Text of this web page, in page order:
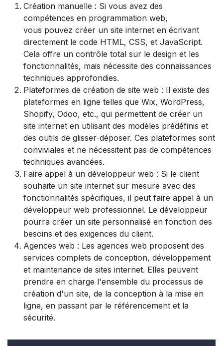
Création manuelle : Si vous avez des
compétences en programmation web,
vous pouvez créer un site internet en écrivant
directement le code HTML, CSS, et JavaScript.
Cela offre un contrôle total sur le design et les
fonctionnalités, mais nécessite des connaissances
techniques approfondies.
Plateformes de création de site web : Il existe des
plateformes en ligne telles que Wix, WordPress,
Shopify, Odoo, etc., qui permettent de créer un
site internet en utilisant des modèles prédéfinis et
des outils de glisser-déposer. Ces plateformes sont
conviviales et ne nécessitent pas de compétences
techniques avancées.
Faire appel à un développeur web : Si le client
souhaite un site internet sur mesure avec des
fonctionnalités spécifiques, il peut faire appel à un
développeur web professionnel. Le développeur
pourra créer un site personnalisé en fonction des
besoins et des exigences du client.
Agences web : Les agences web proposent des
services complets de conception, développement
et maintenance de sites internet. Elles peuvent
prendre en charge l'ensemble du processus de
création d'un site, de la conception à la mise en
ligne, en passant par le référencement et la
sécurité.